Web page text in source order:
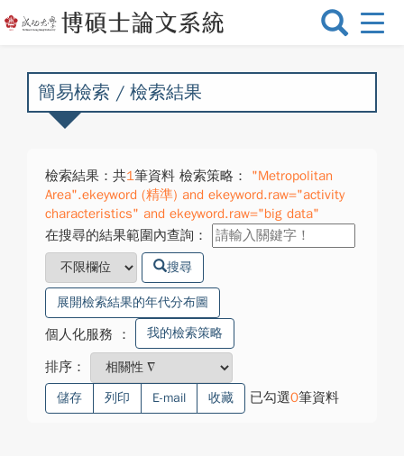
選
換
簡易檢索 / 檢索結果
檢索結果：共1筆資料 檢索策略：
"Metropolitan
Area".ekeyword (精準) and ekeyword.raw="activity
characteristics" and ekeyword.raw="big data"
在搜尋的結果範圍內查詢：
搜尋
展開檢索結果的年代分布圖
個人化服務 ： 我的檢索策略
排序：
儲存 列印 E-mail 收藏 已勾選0筆資料